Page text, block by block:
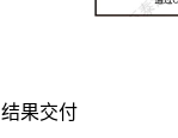
结果交付